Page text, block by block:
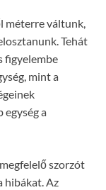
méterre váltunk,
Tehát
figyelembe
mint a
egység a
szorzót
hibákat. Az